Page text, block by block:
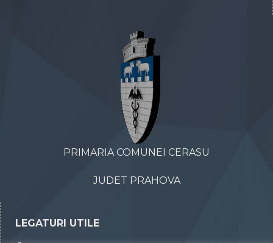
PRIMARIA COMUNEI CERASU
JUDET PRAHOVA
LEGATURI UTILE